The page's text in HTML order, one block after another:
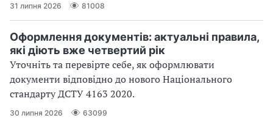
31 липня 2026 81008
Оформлення документів: актуальні правила,
які діють вже четвертий рік
Уточніть та перевірте себе, як оформлювати
документи відповідно до нового Націо­нального
стандарту ДСТУ 4163 2020.
30 липня 2026 63099